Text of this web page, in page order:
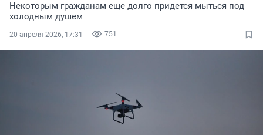
Некоторым гражданам еще долго придется мыться под
холодным душем
751
20 апреля 2026, 17:31